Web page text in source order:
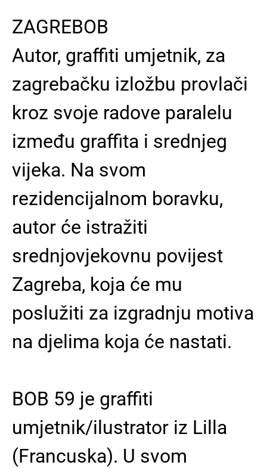
ZAGREBOB
Autor, graffiti umjetnik, za
zagrebačku izložbu provlači
kroz svoje radove paralelu
između graffita i srednjeg
vijeka. Na svom
rezidencijalnom boravku,
autor će istražiti
srednjovjekovnu povijest
Zagreba, koja će mu
poslužiti za izgradnju motiva
na djelima koja će nastati.
BOB 59 je graffiti
umjetnik/ilustrator iz Lilla
(Francuska). U svom